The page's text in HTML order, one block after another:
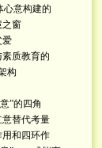
心意构建的
窗
爱
素质教育的
构
”的四角
意替代考量
用和四环作